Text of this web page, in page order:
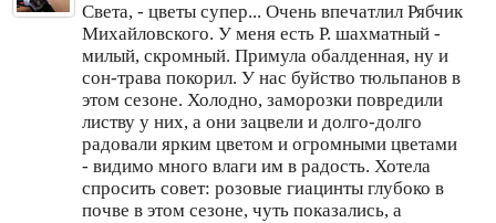
Света, - цветы супер... Очень впечатлил Рябчик
Михайловского. У меня есть Р. шахматный -
милый, скромный. Примула обалденная, ну и
сон-трава покорил. У нас буйство тюльпанов в
этом сезоне. Холодно, заморозки повредили
листву у них, а они зацвели и долго-долго
радовали ярким цветом и огромными цветами
- видимо много влаги им в радость. Хотела
спросить совет: розовые гиацинты глубоко в
почве в этом сезоне, чуть показались, а